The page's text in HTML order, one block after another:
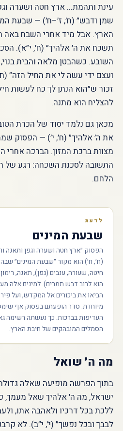
עינת ותהמת... ארץ חטה ושערה
שמן ודבש״ (ח׳, ז׳–ח׳) — שבעת
הארץ. אבל מיד אחרי השבח באה
תשכח את ה׳ אלהיך״ (ח׳, י״א).
השובע. כשהבטן מלאה והבית
ועצם ידי עשה לי את החיל הזה״
זכור ש״הוא הנתן לך כח לעשות
להצליח הוא מתנה.
מכאן גם נלמד יסוד של הכרת
את ה׳ אלהיך״ (ח׳, י׳) — הפסוק
מצוות ברכת המזון. הברכה אחרי
התשובה לסכנת השכחה: רגע של
הלחם.
לדעת
שבעת המינים
הפסוק ״ארץ חטה ושערה וגפן ותאנה
(ח׳, ח׳) הוא מקור ״שבעת המינים״
חיטה, שעורה, ענבים (גפן), תאנה,
הוא לרוב דבש תמרים). למינים אלה
הביאו את ביכורים אל המקדש, ועל
מיוחדת. סדר הופעתם בפסוק אף
העדיפות בברכות. כך נעשתה רשימה
הסמלים המובהקים של חיבת הארץ.
מה ה׳ שואל
בתוך הפרשה מופיעה שאלה
ישראל, מה ה׳ אלהיך שאל מעמך,
ללכת בכל דרכיו ולאהבה אתו,
לבבך ובכל נפשך״ (י׳, י״ב). לא